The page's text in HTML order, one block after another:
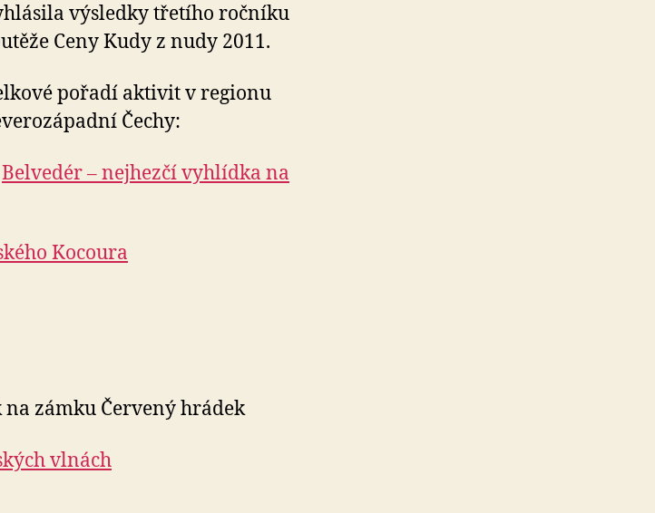
výsledky třetího ročníku
Ceny Kudy z nudy 2011.
pořadí aktivit v regionu
Čechy:
Belvedér – nejhezčí vyhlídka na
Kocoura
zámku Červený hrádek
vlnách